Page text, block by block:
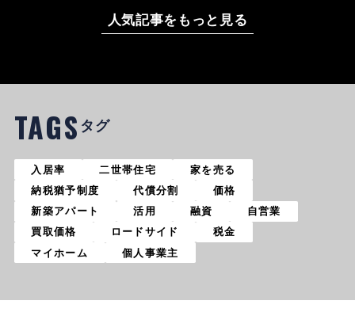
人気記事をもっと見る
TAGS タグ
入居率 二世帯住宅
家を売る
納税猶予制度
代償分割
価格
新築アパート
活用 融資
自営業
買取価格
ロードサイド
税金
マイホーム
個人事業主